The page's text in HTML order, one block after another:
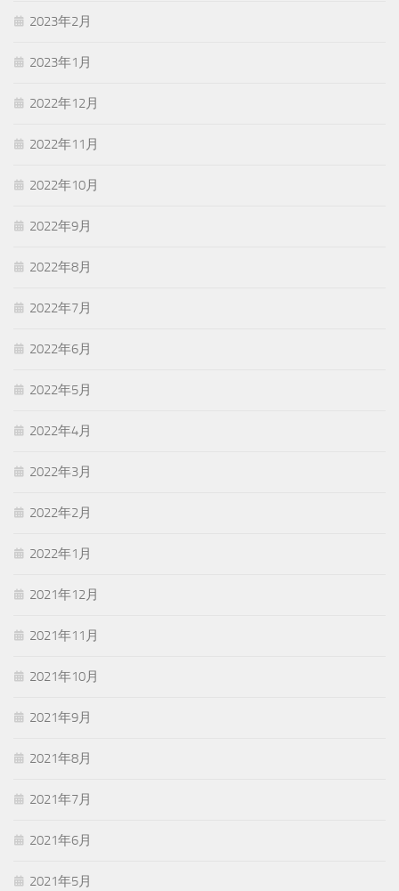
2023年2月
2023年1月
2022年12月
2022年11月
2022年10月
2022年9月
2022年8月
2022年7月
2022年6月
2022年5月
2022年4月
2022年3月
2022年2月
2022年1月
2021年12月
2021年11月
2021年10月
2021年9月
2021年8月
2021年7月
2021年6月
2021年5月